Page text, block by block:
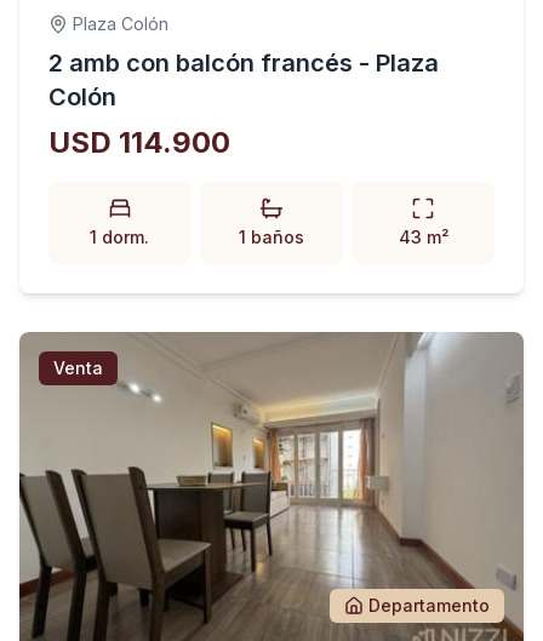
Plaza Colón
2 amb con balcón francés - Plaza
Colón
USD 114.900
1 dorm. 1 baños 43 m²
Venta
Departamento